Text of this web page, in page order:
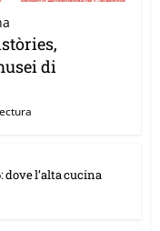
di
dove l’alta cucina